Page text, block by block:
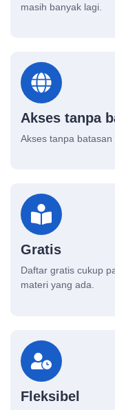
masih banyak lagi.
Akses tanpa
Akses tanpa batasan
Gratis
Daftar gratis cukup
materi yang ada.
Fleksibel